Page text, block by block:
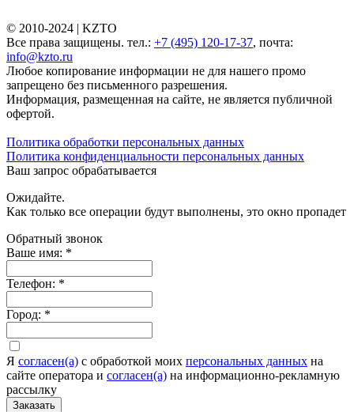
© 2010-2024 | KZTO
Все права защищены. тел.: +7 (495) 120-17-37, почта:
info@kzto.ru
Любое копирование информации не для нашего промо
запрещено без письменного разрешения.
Информация, размещенная на сайте, не является публичной
офертой.
Политика обработки персональных данных
Политика конфиденциальности персональных данных
Ваш запрос обрабатывается
Ожидайте.
Как только все операции будут выполнены, это окно пропадет
Обратный звонок
Ваше имя: *
Телефон: *
Город: *
Я согласен(а) c обработкой моих персональных данных на
сайте оператора и согласен(а) на информационно-рекламную
рассылку
Заказать